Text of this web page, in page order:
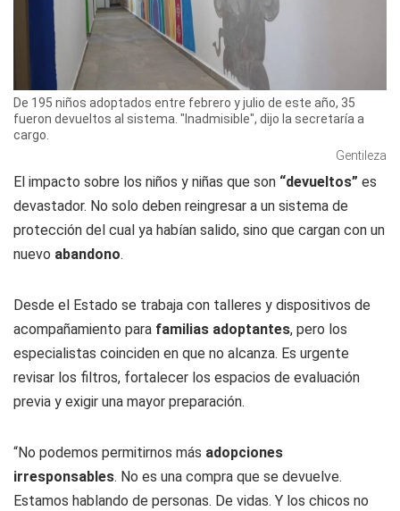
De 195 niños adoptados entre febrero y julio de este año, 35
fueron devueltos al sistema. "Inadmisible", dijo la secretaría a
cargo.
Gentileza
El impacto sobre los niños y niñas que son “devueltos” es
devastador. No solo deben reingresar a un sistema de
protección del cual ya habían salido, sino que cargan con un
nuevo abandono.
Desde el Estado se trabaja con talleres y dispositivos de
acompañamiento para familias adoptantes, pero los
especialistas coinciden en que no alcanza. Es urgente
revisar los filtros, fortalecer los espacios de evaluación
previa y exigir una mayor preparación.
“No podemos permitirnos más adopciones
irresponsables. No es una compra que se devuelve.
Estamos hablando de personas. De vidas. Y los chicos no